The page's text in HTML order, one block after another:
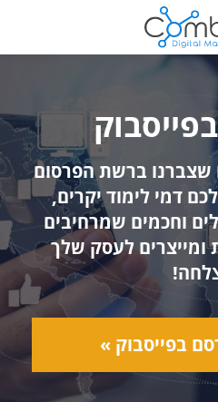
שצברנו ברשת הפרסום
דמי לימוד יקרים,
וחכמים שמרחיבים
לעסק שלך
בפייסבוק »